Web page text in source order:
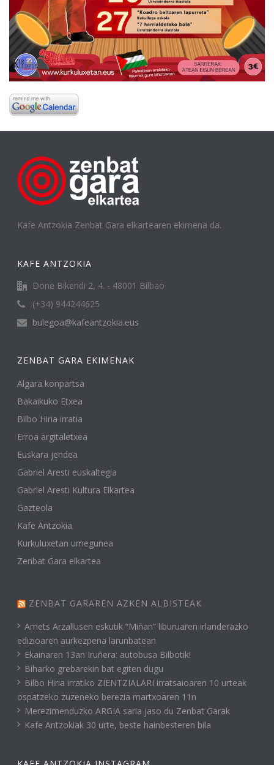
Kafe Antzokia Zenbat Gara elkartearen ekimena da.
KAFE ANTZOKIA
Done Bikendi 2, 4. - 48001 Bilbao
(+34) 944244625
bulegoa@kafeantzokia.eus
ZENBAT GARA EKIMENAK
Algara konpartsa
Bakaikuko Etxea
Bilbo Hiria irratia
Erroa argitaletxea
Euskara jendea
Gabriel Aresti euskaltegia
Gabriel Aresti Kultura Elkartea
Gazteola
Kafe Antzokia
Kurkuluxetan umegunea
Zenbat Gara elkartea
ZENBAT GARAREN AZKEN ALBISTEAK
Amets Arzallusen eskutik “Miñan” liburuaren irlanderazko
edizioaren aurkezpena larunbatean
Ekainaren 13an Iruñera: autobusa Bilbotik!
Biharko grebarekin bat egiten dugu
Bilbo Hiria irratiko ZIENTZIALARI irratsaioaren 10 urteak
ospatzeko zuzeneko berezia martxoaren 11n
Merezimenduzko ARGIA saria jaso du Zenbat Garak
Kafe Antzokiak 30 urte, beste hainbesteren bila